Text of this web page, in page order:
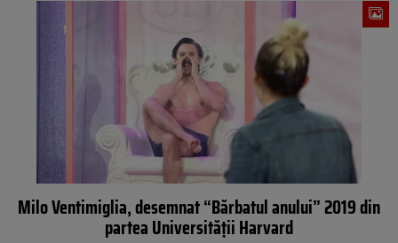
Milo Ventimiglia, desemnat “Bărbatul anului” 2019 din
partea Universităţii Harvard